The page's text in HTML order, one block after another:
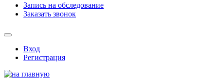
Запись на обследование
Заказать звонок
Вход
Регистрация